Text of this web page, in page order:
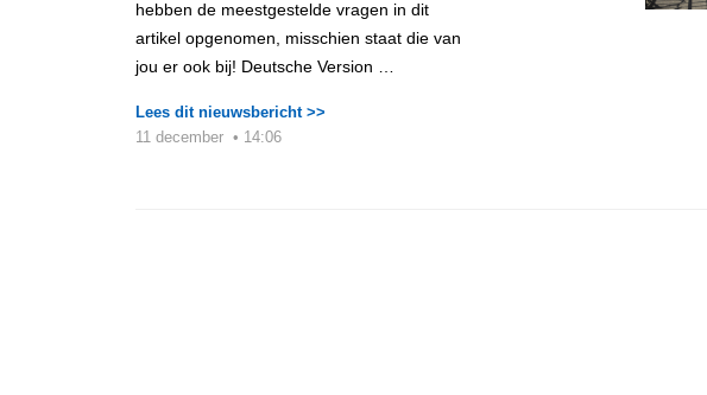
hebben de meestgestelde vragen in dit
artikel opgenomen, misschien staat die van
jou er ook bij! Deutsche Version …
Lees dit nieuwsbericht >>
11 december • 14:06